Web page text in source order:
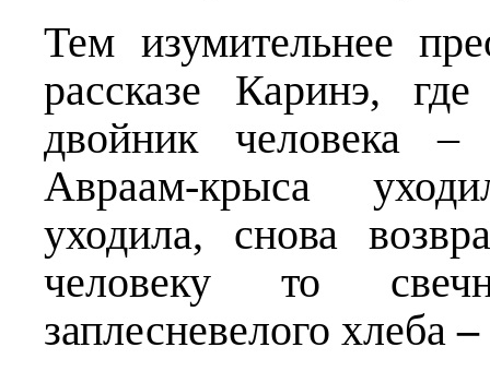
Тем изумительнее
рассказе Каринэ,
двойник человека –
Авраам-крыса
уходила, снова
человеку то
заплесневелого хлеба–